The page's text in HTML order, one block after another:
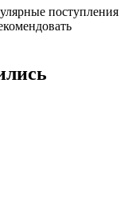
поступления